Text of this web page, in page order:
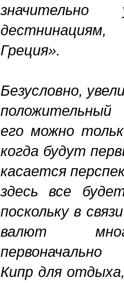
Греция».
Безусловно,
его можно
когда будут
касается
здесь все
поскольку в
валют
Кипр для